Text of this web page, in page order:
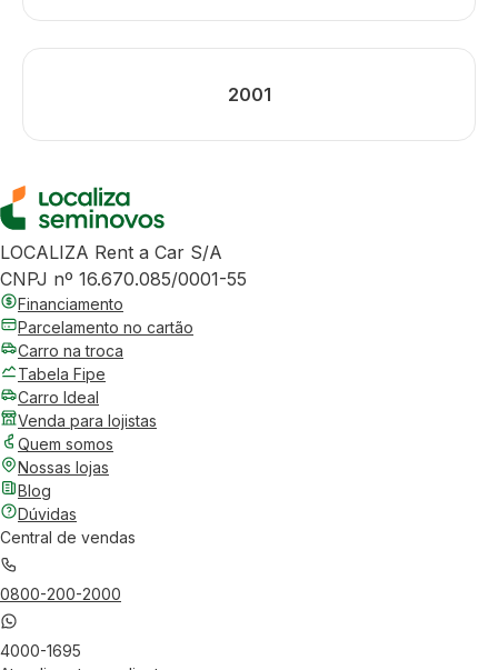
2001
LOCALIZA Rent a Car S/A
CNPJ nº 16.670.085/0001-55
Financiamento
Parcelamento no cartão
Carro na troca
Tabela Fipe
Carro Ideal
Venda para lojistas
Quem somos
Nossas lojas
Blog
Dúvidas
Central de vendas
0800-200-2000
4000-1695